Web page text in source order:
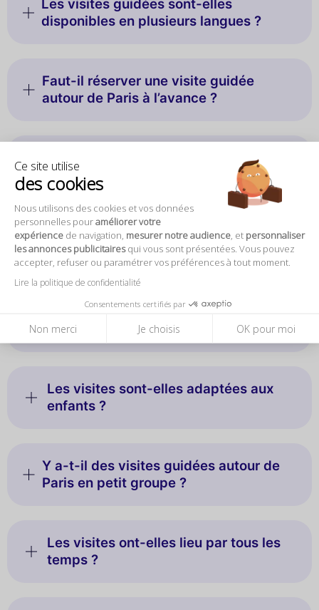
Ce site utilise
des cookies
Nous utilisons des cookies et vos données
personnelles pouraméliorer votre
expérience de navigation, mesurer notre audience , et personnaliser
les annonces publicitairesqui vous sont présentées. Vous pouvez
accepter, refuser ou paramétrer vos préférences à tout moment.
Lire la politique de confidentialité
Consentements certifiés par
Non merci Je choisis OK pour moi
Les visites guidées sont-elles
disponibles en plusieurs langues ?
Faut-il réserver une visite guidée
autour de Paris à l’avance ?
Proposez-vous des visites guidées
privées ?
Est-ce que les billets d’entrée sont
inclus dans les visites guidées ?
Peut-on visiter plusieurs sites en une
seule journée ?
Les visites sont-elles adaptées aux
enfants ?
Y a-t-il des visites guidées autour de
Paris en petit groupe ?
Les visites ont-elles lieu par tous les
temps ?